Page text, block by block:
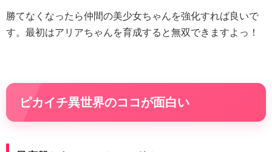
勝てなくなったら仲間の美少女ちゃんを強化すれば良いで
す。最初はアリアちゃんを育成すると無双できますよっ！
ピカイチ異世界のココが面白い